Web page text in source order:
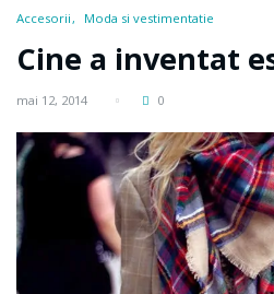
Accesorii Moda si vestimentatie
Cine a inventat
mai 12, 2014 0